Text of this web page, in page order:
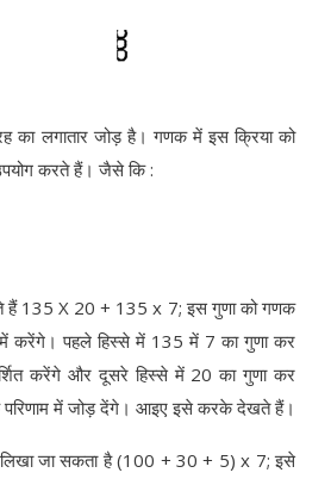
का लगातार जोड़ है। गणक में इस क्रिया को
करते हैं। जैसे कि :
हैं 135 X 20 + 135 x 7; इस गुणा को गणक
में करेंगे। पहले हिस्से में 135 में 7 का गुणा कर
करेंगे और दूसरे हिस्से में 20 का गुणा कर
में जोड़ देंगे। आइए इसे करके देखते हैं।
जा सकता है (100 + 30 + 5) x 7; इसे